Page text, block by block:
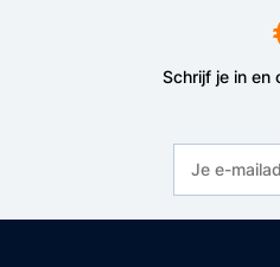
Schrijf je in en